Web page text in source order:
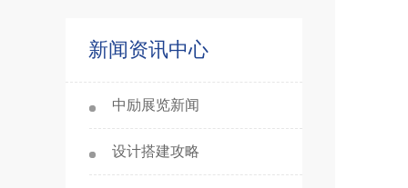
新闻资讯中心
中励展览新闻
设计搭建攻略